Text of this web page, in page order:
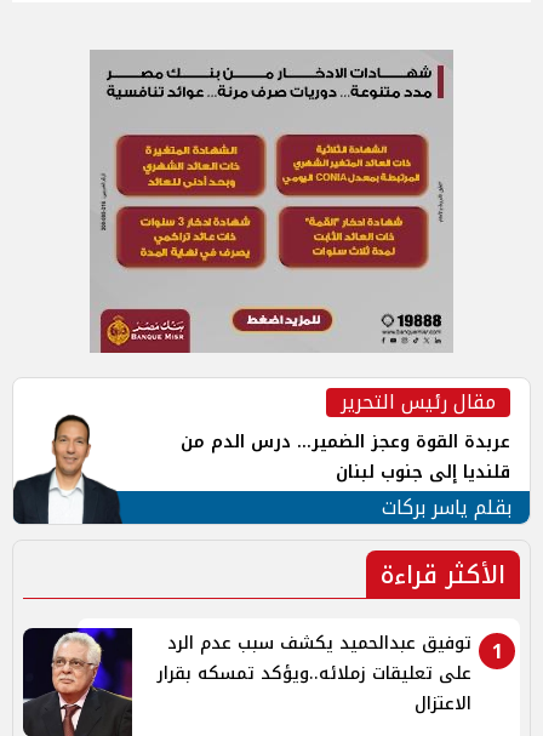
مقال رئيس التحرير
عربدة القوة وعجز الضمير... درس الدم من
قلنديا إلى جنوب لبنان
بقلم ياسر بركات
الأكثر قراءة
1
توفيق عبدالحميد يكشف سبب عدم الرد
على تعليقات زملائه..ويؤكد تمسكه بقرار
الاعتزال